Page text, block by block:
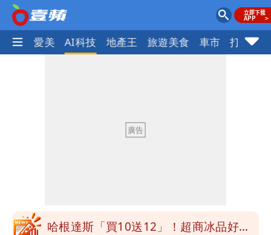
愛美 AI科技 地產王 旅遊美食 車市 打詐
疑「破百間日租套房」遭罰25萬 業者
安說了
哈根達斯「買10送12」！超商冰品好康